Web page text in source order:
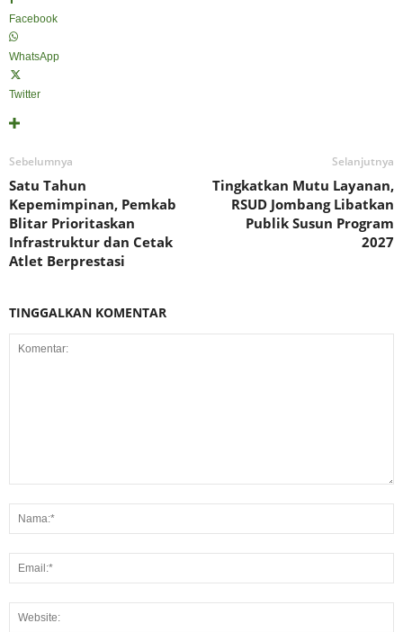
Facebook
WhatsApp
Twitter
Sebelumnya
Satu Tahun
Kepemimpinan, Pemkab
Blitar Prioritaskan
Infrastruktur dan Cetak
Atlet Berprestasi
Selanjutnya
Tingkatkan Mutu Layanan,
RSUD Jombang Libatkan
Publik Susun Program
2027
TINGGALKAN KOMENTAR